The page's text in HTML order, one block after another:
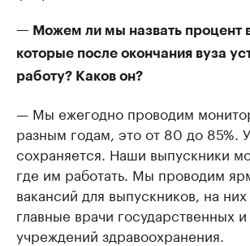
— Можем ли мы назвать процент
которые после окончания вуза
работу? Каков он?
— Мы ежегодно проводим
разным годам, это от 80 до 85%.
сохраняется. Наши выпускники
где им работать. Мы проводим
вакансий для выпускников, на
главные врачи государственных
учреждений здравоохранения.